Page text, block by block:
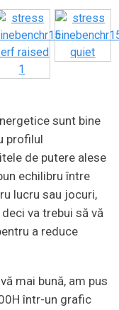
sunt bine
profilul
de putere alese
echilibru între
lucru sau jocuri,
va trebui să vă
a reduce
mai bună, am pus
într-un grafic